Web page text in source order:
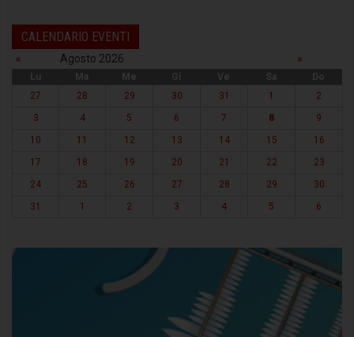
CALENDARIO EVENTI
« Agosto 2026 »
Lu Ma Me Gi Ve Sa
Do
27
28 29 30 31 1
2
3
4 5 6 7 8
9
10
11 12 13 14 15
16
17
18 19 20 21 22
23
24
25 26 27 28 29
30
31
1 2 3 4 5 6